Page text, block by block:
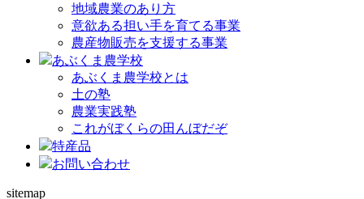
地域農業のあり方
意欲ある担い手を育てる事業
農産物販売を支援する事業
あぶくま農学校
あぶくま農学校とは
土の塾
農業実践塾
これがぼくらの田んぼだぞ
特産品
お問い合わせ
sitemap